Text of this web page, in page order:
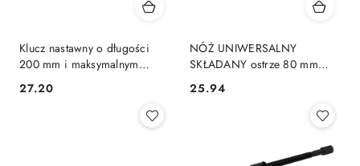
Klucz nastawny o długości
200 mm i maksymalnym
35D556 TOPEX
Cena:
27.20
NÓŻ UNIWERSALNY
SKŁADANY ostrze 80 mm
TOPEX 98Z110
Cena:
25.94